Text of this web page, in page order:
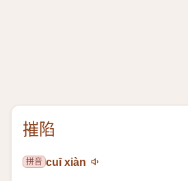
摧陷
拼音 cuī xiàn